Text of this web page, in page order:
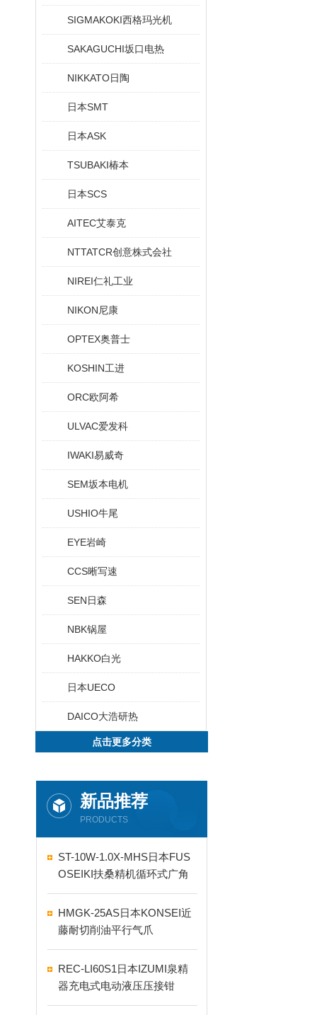
SIGMAKOKI西格玛光机
SAKAGUCHI坂口电热
NIKKATO日陶
日本SMT
日本ASK
TSUBAKI椿本
日本SCS
AITEC艾泰克
NTTATCR创意株式会社
NIREI仁礼工业
NIKON尼康
OPTEX奥普士
KOSHIN工进
ORC欧阿希
ULVAC爱发科
IWAKI易威奇
SEM坂本电机
USHIO牛尾
EYE岩崎
CCS晰写速
SEN日森
NBK锅屋
HAKKO白光
日本UECO
DAICO大浩研热
点击更多分类
新品推荐
PRODUCTS
ST-10W-1.0X-MHS日本FUS
OSEIKI扶桑精机循环式广角
自动喷嘴
HMGK-25AS日本KONSEI近
藤耐切削油平行气爪
REC-LI60S1日本IZUMI泉精
器充电式电动液压压接钳